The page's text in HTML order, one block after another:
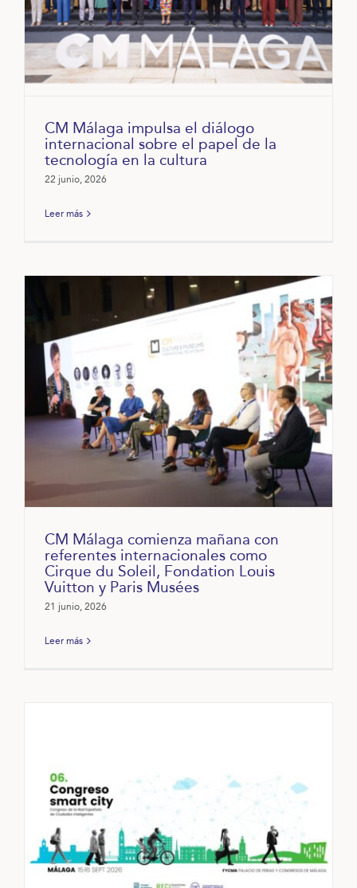
CM Málaga impulsa el diálogo
internacional sobre el papel de la
tecnología en la cultura
22 junio, 2026
Leer más
CM Málaga comienza mañana con
referentes internacionales como
Cirque du Soleil, Fondation Louis
Vuitton y Paris Musées
21 junio, 2026
Leer más